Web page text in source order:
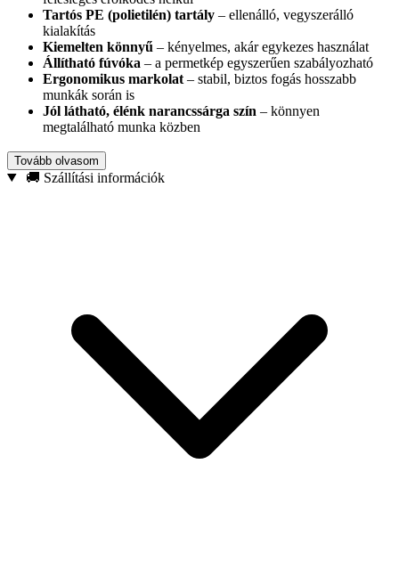
Tartós PE (polietilén) tartály – ellenálló, vegyszerálló
kialakítás
Kiemelten könnyű – kényelmes, akár egykezes használat
Állítható fúvóka – a permetkép egyszerűen szabályozható
Ergonomikus markolat – stabil, biztos fogás hosszabb
munkák során is
Jól látható, élénk narancssárga szín – könnyen
megtalálható munka közben
Felhasználási területek:
permetezése, lombtrágyázás, kártevőirtás, tisztító- és ápolószerek
Válassz egy strapabíró, jól kezelhető permetezőt, amellyel gyorsan
és pontosan juttathatod ki a szükséges szereket – legyen szó
növényápolásról vagy tisztításról.
Tovább olvasom
🚚 Szállítási információk